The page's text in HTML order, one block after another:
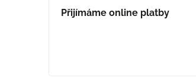
Přijímáme online platby